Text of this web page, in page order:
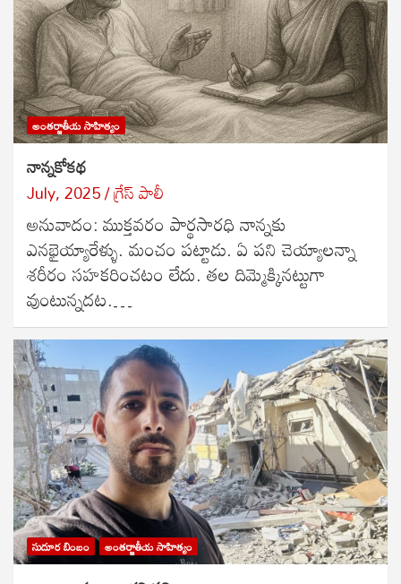
అంతర్జాతీయ సాహిత్యం
నాన్నకోకథ
July, 2025 గ్రేస్ పాలీ
అనువాదం: ముక్తవరం పార్థసారధి నాన్నకు
ఎనభైయ్యారేళ్ళు. మంచం పట్టాడు. ఏ పని చెయ్యాలన్నా
శరీరం సహకరించటం లేదు. తల దిమ్మెక్కినట్టుగా
వుంటున్నదట.…
సుదూర బింబం అంతర్జాతీయ సాహిత్యం